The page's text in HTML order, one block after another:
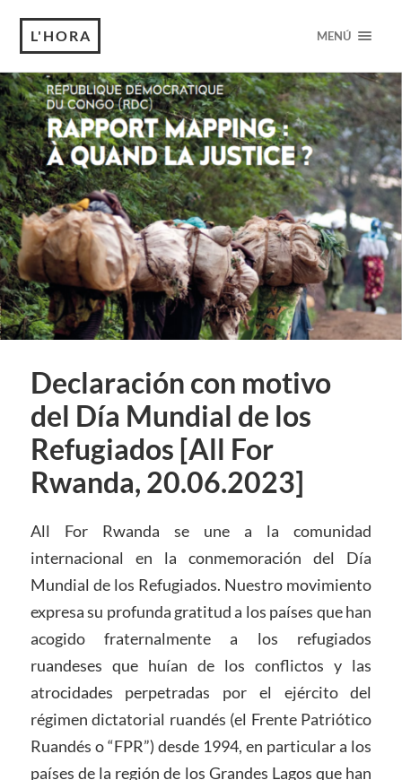
L'HORA MENÚ
Declaración con motivo
del Día Mundial de los
Refugiados [All For
Rwanda, 20.06.2023]
All For Rwanda se une a la comunidad
internacional en la conmemoración del Día
Mundial de los Refugiados. Nuestro movimiento
expresa su profunda gratitud a los países que han
acogido fraternalmente a los refugiados
ruandeses que huían de los conflictos y las
atrocidades perpetradas por el ejército del
régimen dictatorial ruandés (el Frente Patriótico
Ruandés o “FPR”) desde 1994, en particular a los
países de la región de los Grandes Lagos que han